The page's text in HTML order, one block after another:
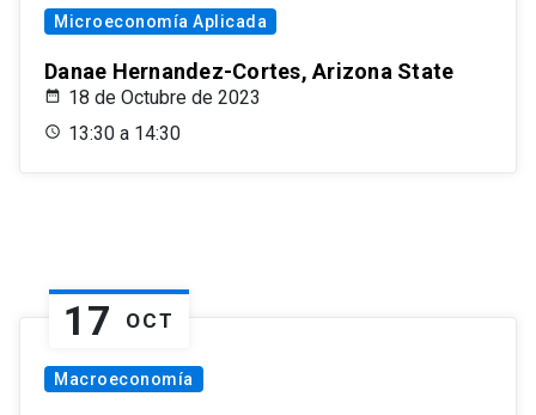
Microeconomía Aplicada
Danae Hernandez-Cortes, Arizona State
18 de Octubre de 2023
13:30 a 14:30
17 OCT
Macroeconomía